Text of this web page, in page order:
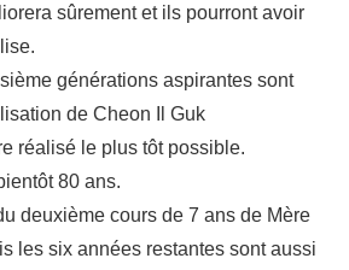
sûrement et ils pourront avoir
générations aspirantes sont
de Cheon Il Guk
réalisé le plus tôt possible.
80 ans.
deuxième cours de 7 ans de Mère
les six années restantes sont aussi